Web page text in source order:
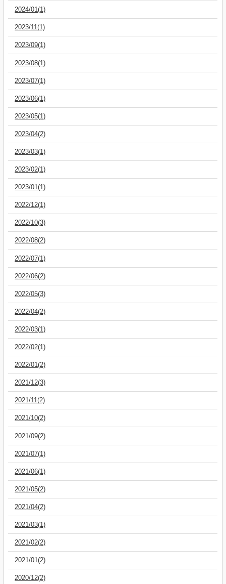
2024/01(1)
2023/11(1)
2023/09(1)
2023/08(1)
2023/07(1)
2023/06(1)
2023/05(1)
2023/04(2)
2023/03(1)
2023/02(1)
2023/01(1)
2022/12(1)
2022/10(3)
2022/08(2)
2022/07(1)
2022/06(2)
2022/05(3)
2022/04(2)
2022/03(1)
2022/02(1)
2022/01(2)
2021/12(3)
2021/11(2)
2021/10(2)
2021/09(2)
2021/07(1)
2021/06(1)
2021/05(2)
2021/04(2)
2021/03(1)
2021/02(2)
2021/01(2)
2020/12(2)